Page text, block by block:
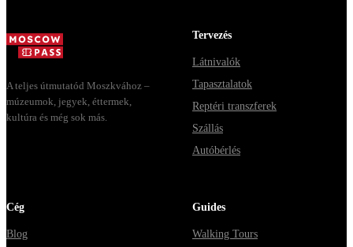
Владими...
A teljes útmutatód Moszkvához –
múzeumok, jegyek, éttermek,
kultúra és még sok más.
Tervezés
Látnivalók
Tapasztalatok
Reptéri transzferek
Szállás
Autóbérlés
Cég
Blog
Guides
Walking Tours